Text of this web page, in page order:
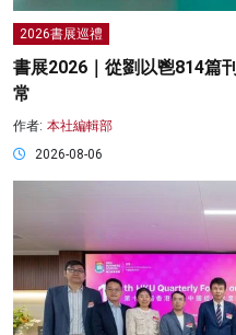
2026書展巡禮
書展2026｜從劉以鬯814篇
常
作者: 本社編輯部
2026-08-06